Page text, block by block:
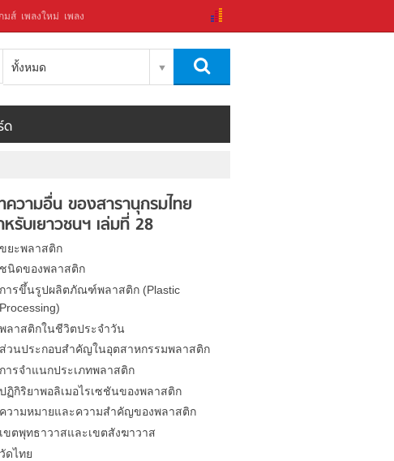
มส์ เพลงใหม่ เพลง
ทั้งหมด
ด
ความอื่น ของสารานุกรมไทย
รับเยาวชนฯ เล่มที่ 28
ขยะพลาสติก
ชนิดของพลาสติก
การขึ้นรูปผลิตภัณฑ์พลาสติก (Plastic
Processing)
พลาสติกในชีวิตประจำวัน
ส่วนประกอบสำคัญในอุตสาหกรรมพลาสติก
การจำแนกประเภทพลาสติก
ปฏิกิริยาพอลิเมอไรเซชันของพลาสติก
ความหมายและความสำคัญของพลาสติก
เขตพุทธาวาสและเขตสังฆาวาส
วัดไทย